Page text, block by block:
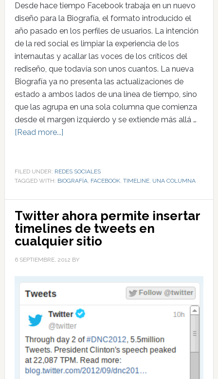
Desde hace tiempo Facebook trabaja en un nuevo
diseño para la Biografía, el formato introducido el
año pasado en los perfiles de usuarios. La intención
de la red social es limpiar la experiencia de los
internautas y acallar las voces de los críticos del
rediseño, que todavía son unos cuantos. La nueva
Biografía ya no presenta las actualizaciones de
estado a ambos lados de una línea de tiempo, sino
que las agrupa en una sola columna que comienza
desde el margen izquierdo y se extiende más allá …
[Read more...]
FILED UNDER: REDES SOCIALES
TAGGED WITH: BIOGRAFÍA, FACEBOOK, TIMELINE, UNA COLUMNA
Twitter ahora permite insertar
timelines de tweets en
cualquier sitio
6 SEPTIEMBRE, 2012 BY